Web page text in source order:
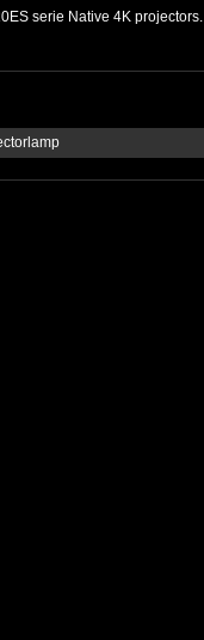
serie Native 4K projectors.